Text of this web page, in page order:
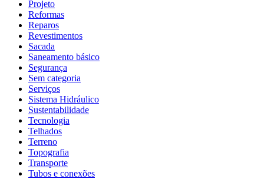
Projeto
Reformas
Reparos
Revestimentos
Sacada
Saneamento básico
Segurança
Sem categoria
Serviços
Sistema Hidráulico
Sustentabilidade
Tecnologia
Telhados
Terreno
Topografia
Transporte
Tubos e conexões